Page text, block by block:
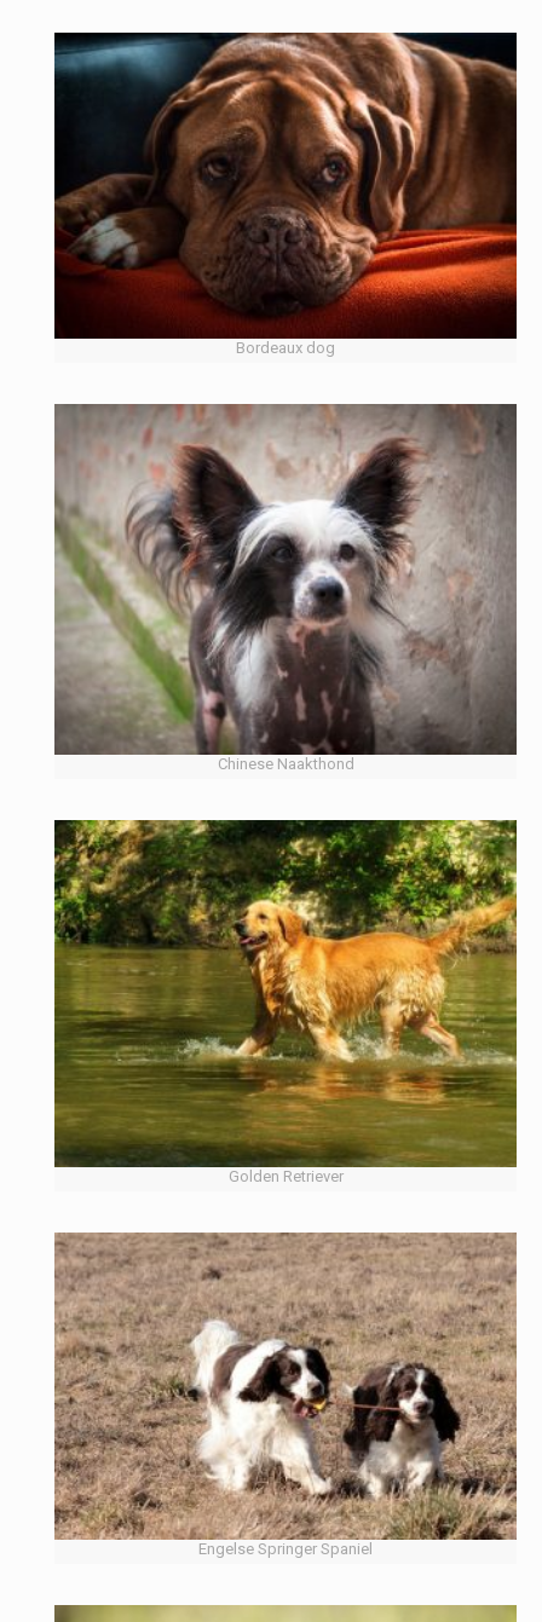
Bordeaux dog
Chinese Naakthond
Golden Retriever
Engelse Springer Spaniel